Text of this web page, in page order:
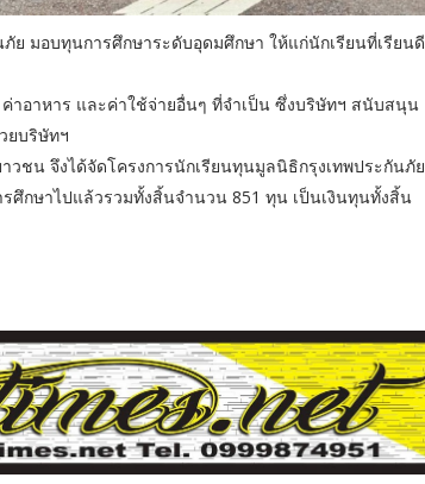
ย มอบทุนการศึกษาระดับอุดมศึกษา ให้แก่นักเรียนที่เรียนดี
าอาหาร และค่าใช้จ่ายอื่นๆ ที่จำเป็น ซึ่งบริษัทฯ สนับสนุน
ยบริษัทฯ
วชน จึงได้จัดโครงการนักเรียนทุนมูลนิธิกรุงเทพประกันภัย
ศึกษาไปแล้วรวมทั้งสิ้นจำนวน 851 ทุน เป็นเงินทุนทั้งสิ้น